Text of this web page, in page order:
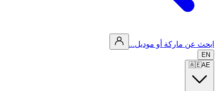
ابحث عن ماركة أو موديل...
EN
🇦🇪AE